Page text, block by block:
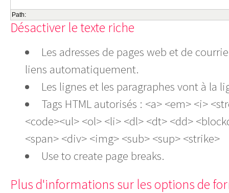
Path:
Désactiver le texte riche
Les adresses de pages web et de
liens automatiquement.
Les lignes et les paragraphes vont à la
Tags HTML autorisés : <a> <em> <i>
<code><ul> <ol> <li> <dl> <dt> <dd>
<span> <div> <img> <sub> <sup> <strike>
Use to create page breaks.
Plus d'informations sur les options de